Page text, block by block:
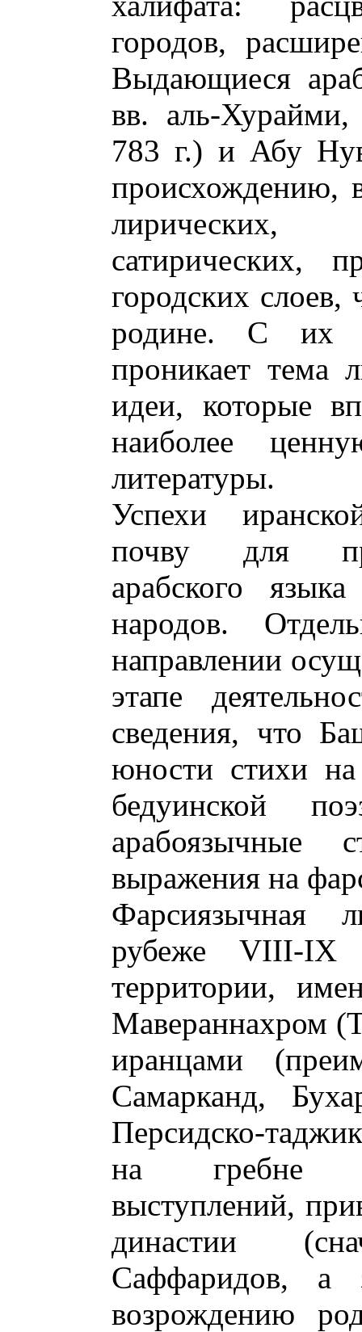
городов,
Выдающиеся
вв. аль-
783 г.) и Абу
происхождению,
лирических,
сатирических,
городских слоев,
родине. С их
проникает тема
идеи, которые
наиболее
литературы.
Успехи
почву для
арабского
народов.
направлении
этапе
сведения, что
юности стихи
бедуинской
выражения на
Фарсиязычная
рубеже VIII-IX
территории,
Мавераннахром
иранцами
Самарканд,
Персидско-
на гребне
выступлений,
династии
Саффаридов, а
возрождению